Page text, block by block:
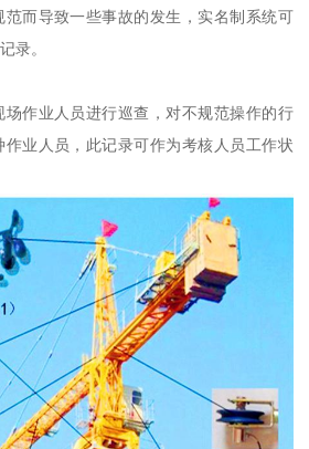
而导致一些事故的发生，实名制系统可
录。
作业人员进行巡查，对不规范操作的行
业人员，此记录可作为考核人员工作状